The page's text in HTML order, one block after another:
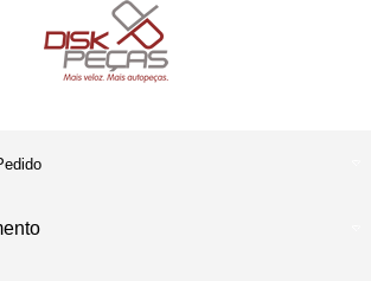
Em Nossas Lojas Físicas